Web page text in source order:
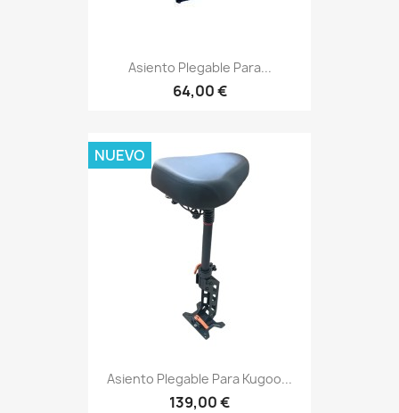
Asiento Plegable Para...
64,00 €
Asiento Plegable Para Kugoo...
139,00 €
NUEVO